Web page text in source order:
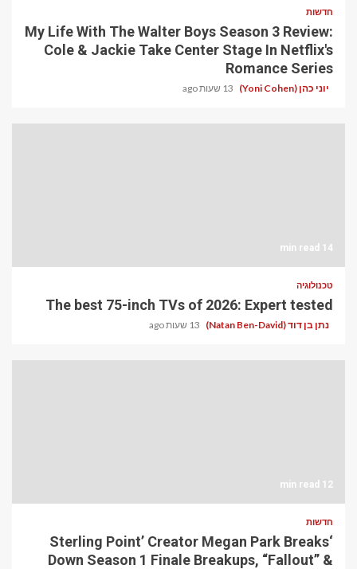
חדשות
My Life With The Walter Boys Season 3 Review:
Cole & Jackie Take Center Stage In Netflix's
Romance Series
יוני כהן (Yoni Cohen) 13 שעות ago
14 min read
טכנולוגיה
The best 75-inch TVs of 2026: Expert tested
נתן בן דוד (Natan Ben-David) 13 שעות ago
12 min read
חדשות
‘Sterling Point’ Creator Megan Park Breaks
Down Season 1 Finale Breakups, “Fallout” &